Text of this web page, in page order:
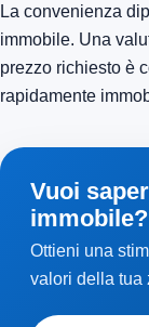
La convenienza
immobile. Una
prezzo richiesto è
rapidamente
Vuoi
immobile?
Ottieni una
valori della tua